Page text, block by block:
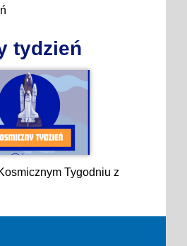
tydzień
Tygodniu z